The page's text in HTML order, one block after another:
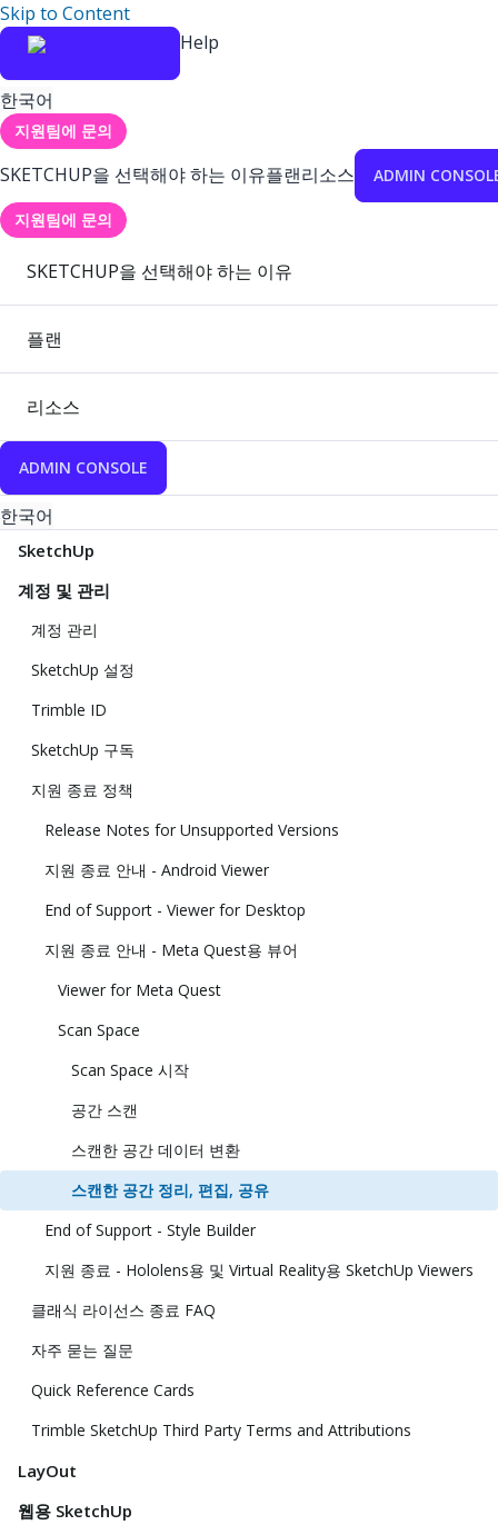
Skip to Content
Help
한국어
지원팀에 문의
SKETCHUP을 선택해야 하는 이유플랜리소스 ADMIN
지원팀에 문의
SKETCHUP을 선택해야 하는 이유
플랜
리소스
ADMIN CONSOLE
한국어
SketchUp
계정 및 관리
계정 관리
SketchUp 설정
Trimble ID
SketchUp 구독
지원 종료 정책
Release Notes for Unsupported Versions
지원 종료 안내 - Android Viewer
End of Support - Viewer for Desktop
지원 종료 안내 - Meta Quest용 뷰어
Viewer for Meta Quest
Scan Space
Scan Space 시작
공간 스캔
스캔한 공간 데이터 변환
스캔한 공간 정리, 편집, 공유
End of Support - Style Builder
지원 종료 - Hololens용 및 Virtual Reality용 SketchUp Viewers
클래식 라이선스 종료 FAQ
자주 묻는 질문
Quick Reference Cards
Trimble SketchUp Third Party Terms and Attributions
LayOut
웹용 SketchUp